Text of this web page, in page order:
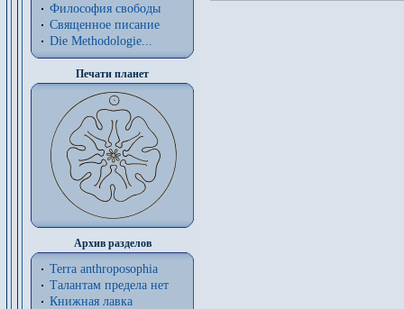
Философия cвободы
Священное писание
Die Methodologie...
Печати планет
Архив разделов
Terra anthroposophia
Талантам предела нет
Книжная лавка